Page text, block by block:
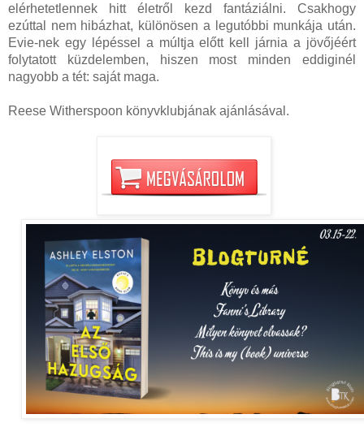
elérhetetlennek hitt életről kezd fantáziálni. Csakhogy
ezúttal nem hibázhat, különösen a legutóbbi munkája után.
Evie-nek egy lépéssel a múltja előtt kell járnia a jövőjéért
folytatott küzdelemben, hiszen most minden eddiginél
nagyobb a tét: saját maga.
Reese Witherspoon könyvklubjának ajánlásával.